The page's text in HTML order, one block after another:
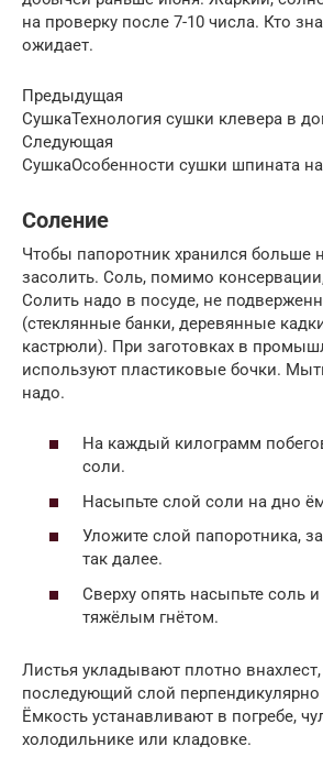
на проверку после 7-10 числа. Кто
ожидает.
Предыдущая
СушкаТехнология сушки клевера в
Следующая
СушкаОсобенности сушки шпината
Соление
Чтобы папоротник хранился больше
засолить. Соль, помимо консервации,
Солить надо в посуде, не
(стеклянные банки, деревянные
кастрюли). При заготовках в
используют пластиковые бочки.
надо.
На каждый килограмм
соли.
Насыпьте слой соли на дно
Уложите слой папоротника,
так далее.
Сверху опять насыпьте соль
тяжёлым гнётом.
Листья укладывают плотно
последующий слой
Ёмкость устанавливают в погребе,
холодильнике или кладовке.